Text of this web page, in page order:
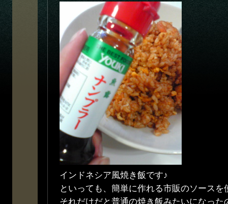
インドネシア風焼き飯です♪
といっても、簡単に作れる市販のソース
それだけだと普通の焼き飯みたいになった